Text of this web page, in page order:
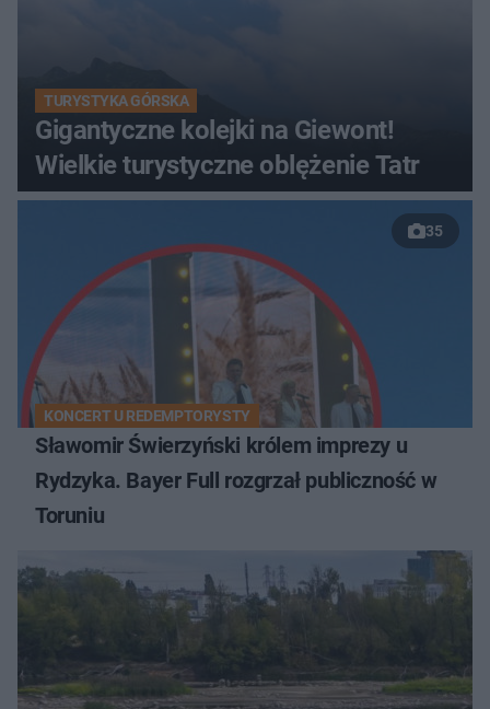
TURYSTYKA GÓRSKA
Gigantyczne kolejki na Giewont!
Wielkie turystyczne oblężenie Tatr
35
KONCERT U REDEMPTORYSTY
Sławomir Świerzyński królem imprezy u
Rydzyka. Bayer Full rozgrzał publiczność w
Toruniu